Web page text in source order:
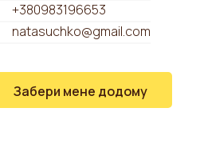
+380983196653
natasuchko@gmail.com
Забери мене додому